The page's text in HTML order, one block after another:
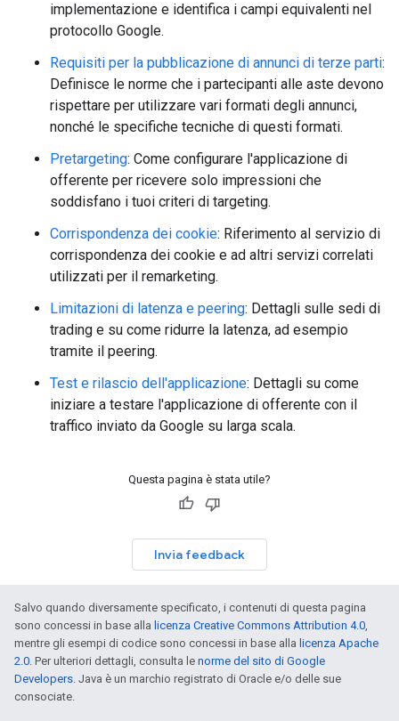
implementazione e identifica i campi equivalenti nel
protocollo Google.
Requisiti per la pubblicazione di annunci di terze parti:
Definisce le norme che i partecipanti alle aste devono
rispettare per utilizzare vari formati degli annunci,
nonché le specifiche tecniche di questi formati.
Pretargeting: Come configurare l'applicazione di
offerente per ricevere solo impressioni che
soddisfano i tuoi criteri di targeting.
Corrispondenza dei cookie: Riferimento al servizio di
corrispondenza dei cookie e ad altri servizi correlati
utilizzati per il remarketing.
Limitazioni di latenza e peering: Dettagli sulle sedi di
trading e su come ridurre la latenza, ad esempio
tramite il peering.
Test e rilascio dell'applicazione: Dettagli su come
iniziare a testare l'applicazione di offerente con il
traffico inviato da Google su larga scala.
Questa pagina è stata utile?
Invia feedback
Salvo quando diversamente specificato, i contenuti di questa pagina
sono concessi in base alla licenza Creative Commons Attribution 4.0,
mentre gli esempi di codice sono concessi in base alla licenza Apache
2.0. Per ulteriori dettagli, consulta le norme del sito di Google
Developers. Java è un marchio registrato di Oracle e/o delle sue
consociate.